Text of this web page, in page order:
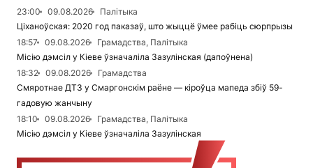
23:00 09.08.2026
Палітыка
Ціханоўская: 2020 год паказаў, што жыццё ўмее рабіць сюрпрызы
18:57
09.08.2026
Грамадства, Палітыка
Місію дэмсіл у Кіеве ўзначаліла Зазулінская (дапоўнена)
18:32
09.08.2026
Грамадства
Смяротнае ДТЗ у Смаргонскім раёне — кіроўца мапеда збіў 59-
гадовую жанчыну
18:10
09.08.2026
Грамадства, Палітыка
Місію дэмсіл у Кіеве ўзначаліла Зазулінская